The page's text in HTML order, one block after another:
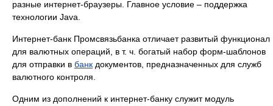
разные интернет-браузеры. Главное условие – поддержка
технологии Java.
Интернет-банк Промсвязьбанка отличает развитый функционал
для валютных операций, в т. ч. богатый набор форм-шаблонов
для отправки в банк документов, предназначенных для служб
валютного контроля.
Одним из дополнений к интернет-банку служит модуль